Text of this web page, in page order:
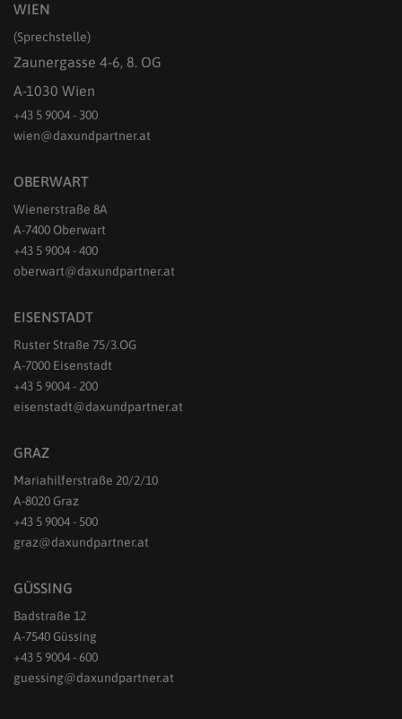
WIEN
(Sprechstelle)
Zaunergasse 4-6, 8. OG
A-1030 Wien
+43 5 9004 - 300
wien@daxundpartner.at
OBERWART
Wienerstraße 8A
A-7400 Oberwart
+43 5 9004 - 400
oberwart@daxundpartner.at
EISENSTADT
Ruster Straße 75/3.OG
A-7000 Eisenstadt
+43 5 9004 - 200
eisenstadt@daxundpartner.at
GRAZ
Mariahilferstraße 20/2/10
A-8020 Graz
+43 5 9004 - 500
graz@daxundpartner.at
GÜSSING
Badstraße 12
A-7540 Güssing
+43 5 9004 - 600
guessing@daxundpartner.at